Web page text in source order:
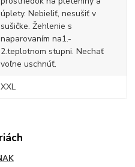
úplety. Nebieliť, nesušiť v
sušičke. Žehlenie s
naparovaním na1.-
2.teplotnom stupni. Nechať
voľne uschnúť.
XXL